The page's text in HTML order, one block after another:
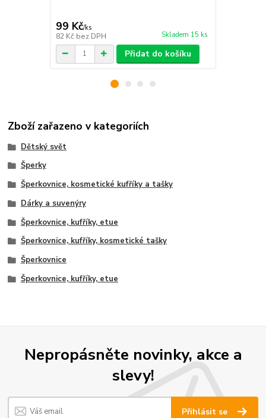
99 Kč/ks
82 Kč bez DPH Skladem 15 ks
Přidat do košíku
Zboží zařazeno v kategoriích
Dětský svět
Šperky
Šperkovnice, kosmetické kufříky a tašky
Dárky a suvenýry
Šperkovnice, kufříky, etue
Šperkovnice, kufříky, kosmetické tašky
Šperkovnice
Šperkovnice, kufříky, etue
Nepropásněte novinky, akce a
slevy!
Přihlásit se